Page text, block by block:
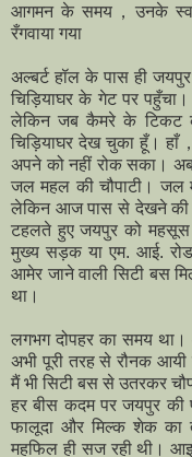
आगमन के समय，उनके
रँगवाया गया
अल्बर्ट हॉल के पास ही
चिड़ियाघर के गेट पर
लेकिन जब कैमरे के टिकट
चिड़ियाघर देख चुका हूँ। हाँ
अपने को नहीं रोक सका। अब
जल महल की चौपाटी। जल
लेकिन आज पास से देखने की
टहलते हुए जयपुर को महसूस
मुख्य सड़क या एम. आई. रोड
आमेर जाने वाली सिटी बस
था।
लगभग दोपहर का समय
अभी पूरी तरह से रौनक आयी
मैं भी सिटी बस से उतरकर
हर बीस कदम पर जयपुर की
फालूदा और मिल्क शेक का
महफिल ही सज रही थी।